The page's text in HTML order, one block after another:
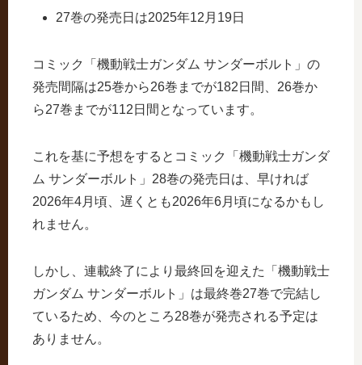
27巻の発売日は2025年12月19日
コミック「機動戦士ガンダム サンダーボルト」の
発売間隔は25巻から26巻までが182日間、26巻か
ら27巻までが112日間となっています。
これを基に予想をするとコミック「機動戦士ガンダ
ム サンダーボルト」28巻の発売日は、早ければ
2026年4月頃、遅くとも2026年6月頃になるかもし
れません。
しかし、連載終了により最終回を迎えた「機動戦士
ガンダム サンダーボルト」は最終巻27巻で完結し
ているため、今のところ28巻が発売される予定は
ありません。